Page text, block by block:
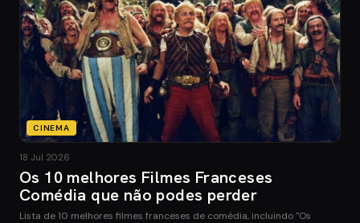
CINEMA
18 Jul 2026
Os 10 melhores Filmes Franceses
Comédia que não podes perder
Lista de 10 melhores filmes franceses de comédia, incluindo "Os